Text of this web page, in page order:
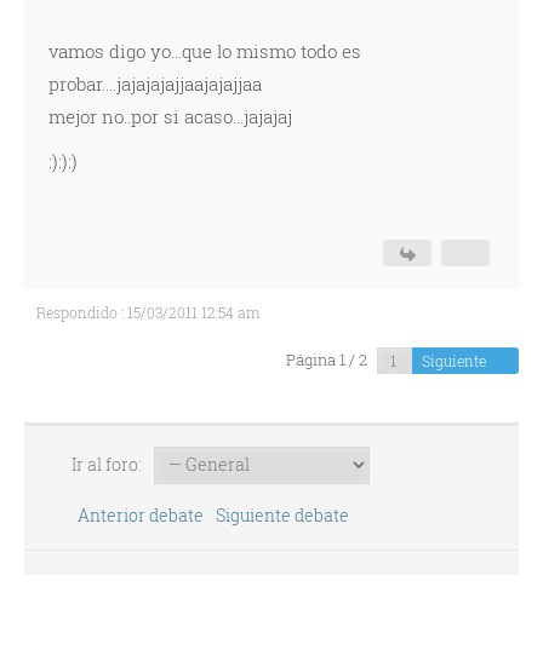
vamos digo yo...que lo mismo todo es
probar....jajajajajjaajajajjaa
mejor no..por si acaso...jajajaj
:):):)
Respondido : 15/03/2011 12:54 am
Página 1 / 2 Siguiente
Ir al foro:
Anterior debate Siguiente debate